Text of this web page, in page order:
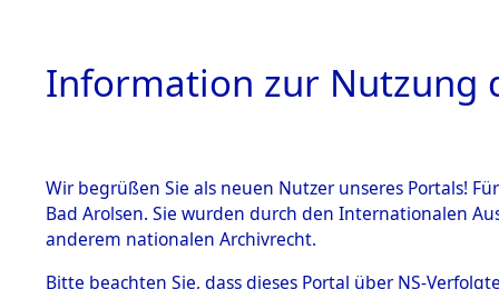
HOME
BESTÄNDE
Information zur Nutzung
Wir begrüßen Sie als neuen Nutzer unseres Portals!
Bad Arolsen. Sie wurden durch den Internationalen
anderem nationalen Archivrecht.
Bitte beachten Sie, dass dieses Portal über NS-